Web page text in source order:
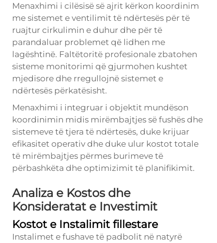
Menaxhimi i cilësisë së ajrit kërkon koordinim
me sistemet e ventilimit të ndërtesës për të
ruajtur cirkulimin e duhur dhe për të
parandaluar problemet që lidhen me
lagështinë. Faltëtoritë profesionale zbatohen
sisteme monitorimi që gjurmohen kushtet
mjedisore dhe rregullojnë sistemet e
ndërtesës përkatësisht.
Menaxhimi i integruar i objektit mundëson
koordinimin midis mirëmbajtjes së fushës dhe
sistemeve të tjera të ndërtesës, duke krijuar
efikasitet operativ dhe duke ulur kostot totale
të mirëmbajtjes përmes burimeve të
përbashkëta dhe optimizimit të planifikimit.
Analiza e Kostos dhe
Konsideratat e Investimit
Kostot e Instalimit fillestare
Instalimet e fushave të padbolit në natyrë